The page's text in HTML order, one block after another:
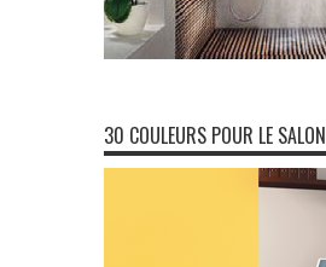
30 COULEURS POUR LE SALON